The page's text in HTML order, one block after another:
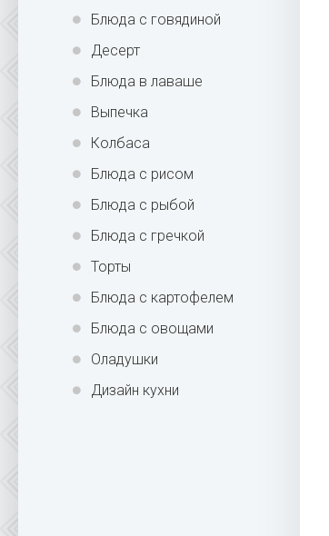
Блюда с говядиной
Десерт
Блюда в лаваше
Выпечка
Колбаса
Блюда с рисом
Блюда с рыбой
Блюда с гречкой
Торты
Блюда с картофелем
Блюда с овощами
Оладушки
Дизайн кухни